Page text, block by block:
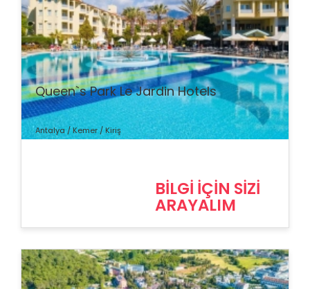
% İndirim
Queen`s Park Le Jardin Hotels
Antalya / Kemer / Kiriş
BİLGİ İÇİN SİZİ
ARAYALIM